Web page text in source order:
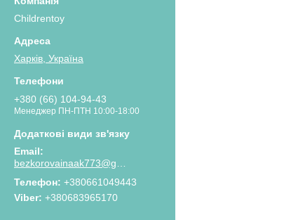
Childrentoy
Харків, Україна
+380 (66) 104-94-43
Менеджер ПН-ПТН 10:00-18:00
bezkorovainaak773@gmail.com
Телефон +380661049443
Viber +380683965170